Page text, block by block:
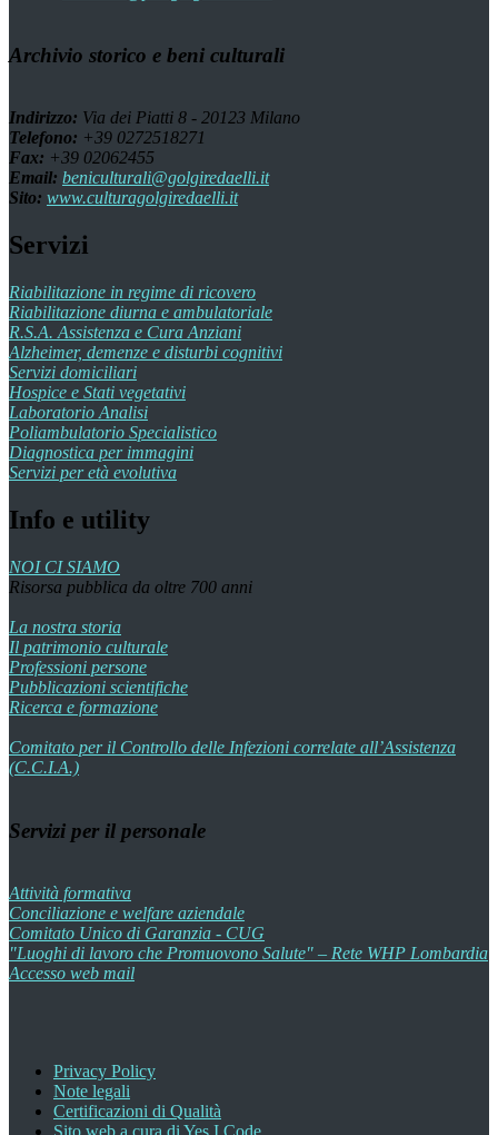
Archivio storico e beni culturali
Indirizzo: Via dei Piatti 8 - 20123 Milano
Telefono: +39 0272518271
Fax: +39 02062455
Email: beniculturali@golgiredaelli.it
Sito: www.culturagolgiredaelli.it
Servizi
Riabilitazione in regime di ricovero
Riabilitazione diurna e ambulatoriale
R.S.A. Assistenza e Cura Anziani
Alzheimer, demenze e disturbi cognitivi
Servizi domiciliari
Hospice e Stati vegetativi
Laboratorio Analisi
Poliambulatorio Specialistico
Diagnostica per immagini
Servizi per età evolutiva
Info e utility
NOI CI SIAMO
Risorsa pubblica da oltre 700 anni
La nostra storia
Il patrimonio culturale
Professioni persone
Pubblicazioni scientifiche
Ricerca e formazione
Comitato per il Controllo delle Infezioni correlate all’Assistenza
(C.C.I.A.)
Servizi per il personale
Attività formativa
Conciliazione e welfare aziendale
Comitato Unico di Garanzia - CUG
"Luoghi di lavoro che Promuovono Salute" – Rete WHP Lombardia
Accesso web mail
Privacy Policy
Note legali
Certificazioni di Qualità